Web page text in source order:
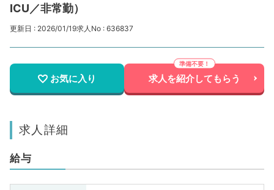
ICU／非常勤）
更新日 : 2026/01/19求人No : 636837
お気に入り 求人を紹介してもらう
求人詳細
給与